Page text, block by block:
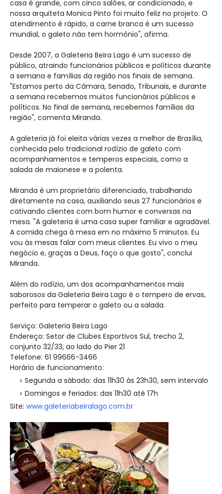
casa é grande, com cinco salões, ar condicionado, e
nossa arquiteta Monica Pinto foi muito feliz no projeto. O
atendimento é rápido, a carne branca é um sucesso
mundial, o galeto não tem hormônio", afirma.
Desde 2007, a Galeteria Beira Lago é um sucesso de
público, atraindo funcionários públicos e políticos durante
a semana e famílias da região nos finais de semana.
"Estamos perto da Câmara, Senado, Tribunais, e durante
a semana recebemos muitos funcionários públicos e
políticos. No final de semana, recebemos famílias da
região", comenta Miranda.
A galeteria já foi eleita várias vezes a melhor de Brasília,
conhecida pelo tradicional rodízio de galeto com
acompanhamentos e temperos especiais, como a
salada de maionese e a polenta.
Miranda é um proprietário diferenciado, trabalhando
diretamente na casa, auxiliando seus 27 funcionários e
cativando clientes com bom humor e conversas na
mesa. "A galeteria é uma casa super familiar e agradável.
A comida chega à mesa em no máximo 5 minutos. Eu
vou às mesas falar com meus clientes. Eu vivo o meu
negócio e, graças a Deus, faço o que gosto", conclui
Miranda.
Além do rodízio, um dos acompanhamentos mais
saborosos da Galeteria Beira Lago é o tempero de ervas,
perfeito para temperar o galeto ou a salada.
Serviço: Galeteria Beira Lago
Endereço: Setor de Clubes Esportivos Sul, trecho 2,
conjunto 32/33, ao lado do Pier 21
Telefone: 61 99666-3466
Horário de funcionamento:
Segunda a sábado: das 11h30 às 23h30, sem intervalo
Domingos e feriados: das 11h30 até 17h
Site: www.galeteriabeiralago.com.br